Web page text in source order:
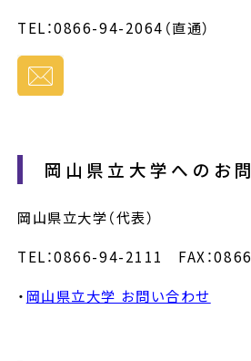
TEL：0866-94-2064（直通）
岡山県立大学へのお
岡山県立大学（代表）
TEL：0866-94-2111 FAX：
・ 岡山県立大学 お問い合わせ